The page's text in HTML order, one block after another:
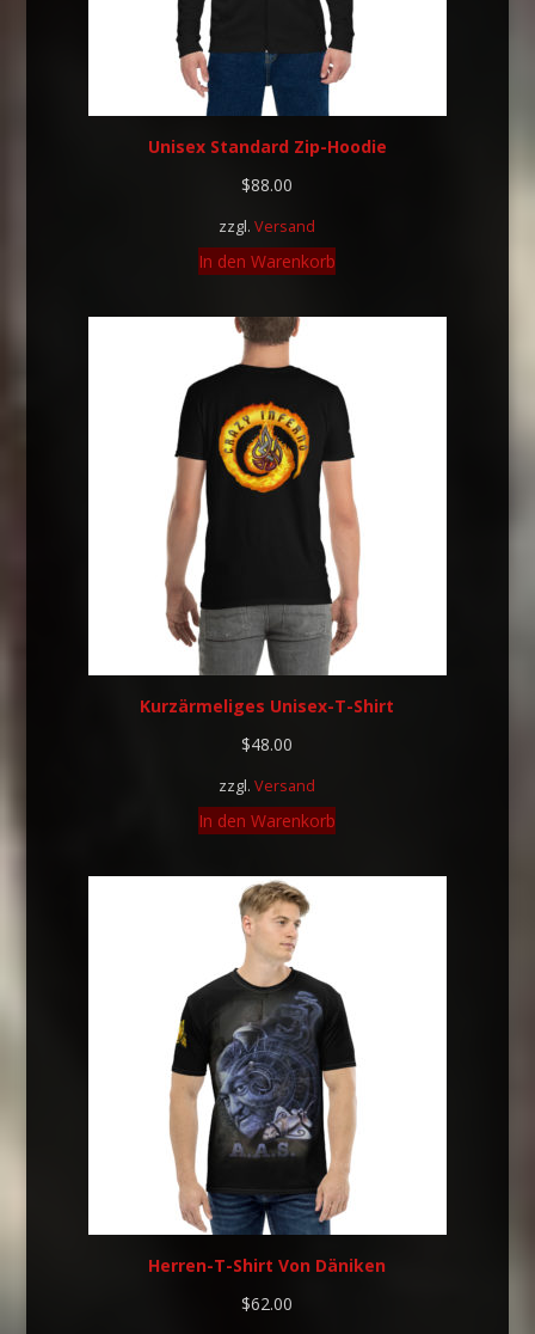
Unisex Standard Zip-Hoodie
$88.00
zzgl.Versand
In den Warenkorb
Kurzärmeliges Unisex-T-Shirt
$48.00
zzgl.Versand
In den Warenkorb
Herren-T-Shirt Von Däniken
$62.00